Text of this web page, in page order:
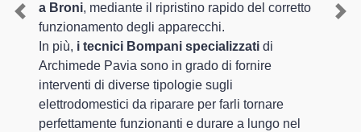
a Broni, mediante il ripristino rapido del corretto
funzionamento degli apparecchi.
In più, i tecnici Bompani specializzati di
Archimede Pavia sono in grado di fornire
interventi di diverse tipologie sugli
elettrodomestici da riparare per farli tornare
perfettamente funzionanti e durare a lungo nel
Previous